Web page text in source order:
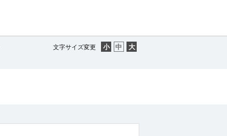
文字サイズ変更